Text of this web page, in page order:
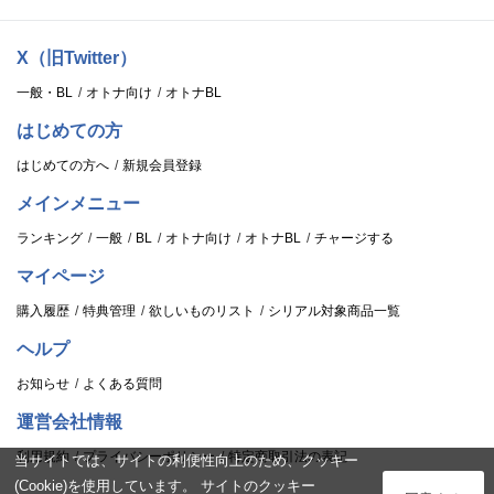
X（旧Twitter）
一般・BL オトナ向け オトナBL
はじめての方
はじめての方へ 新規会員登録
メインメニュー
ランキング 一般 BL オトナ向け オトナBL チャージする
マイページ
購入履歴 特典管理 欲しいものリスト シリアル対象商品一覧
ヘルプ
お知らせ よくある質問
運営会社情報
利用規約 プライバシーポリシー 特定商取引法の表記
当サイトでは、サイトの利便性向上のため、クッキー
(Cookie)を使用しています。 サイトのクッキー